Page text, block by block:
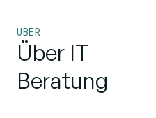
ÜBER
Über IT
Beratung